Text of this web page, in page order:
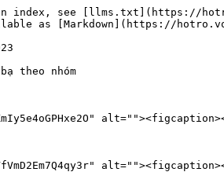
index, see [llms.txt](https://
as [Markdown](https://
theo nhóm